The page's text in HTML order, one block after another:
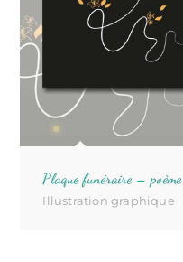
Plaque funéraire – poème
Illustration graphique